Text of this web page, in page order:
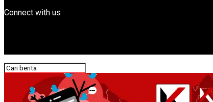
Connect with us